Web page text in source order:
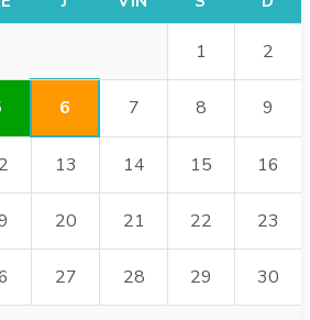
1 2
6 7 8 9
13 14 15 16
20 21 22 23
27 28 29 30